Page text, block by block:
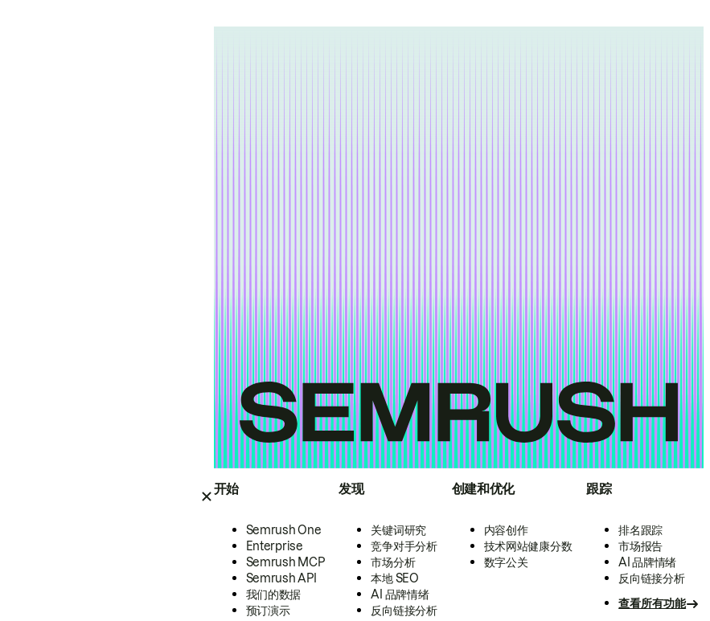
开始
Semrush One
Enterprise
Semrush MCP
Semrush API
我们的数据
预订演示
发现
关键词研究
竞争对手分析
市场分析
本地 SEO
AI 品牌情绪
反向链接分析
创建和优化
内容创作
技术网站健康分数
数字公关
跟踪
排名跟踪
市场报告
AI 品牌情绪
反向链接分析
查看所有功能